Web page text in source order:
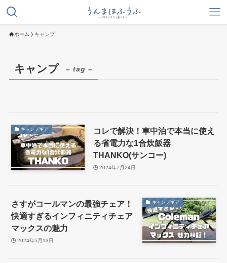
ホーム キャンプ
キャンプ – tag –
キャンプギア
コレで解決！車中泊で本当に使え
る省電力な1合炊飯器
THANKO(サンコー)
2024年7月24日
キャンプギア
さすがコールマンの最強チェア！
快適すぎるインフィニティチェア
マックスの魅力
2024年5月13日